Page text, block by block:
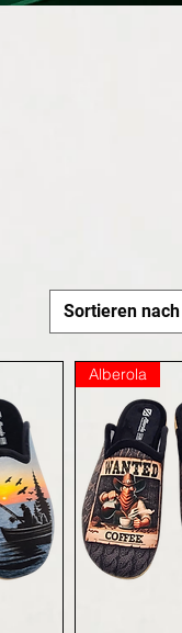
Sortieren nach
Alberola